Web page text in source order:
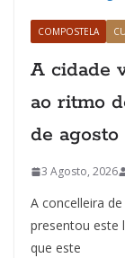
COMPOSTELA
A cidade
ao ritmo
de agosto
3 Agosto, 2026
A concelleira
presentou este
que este